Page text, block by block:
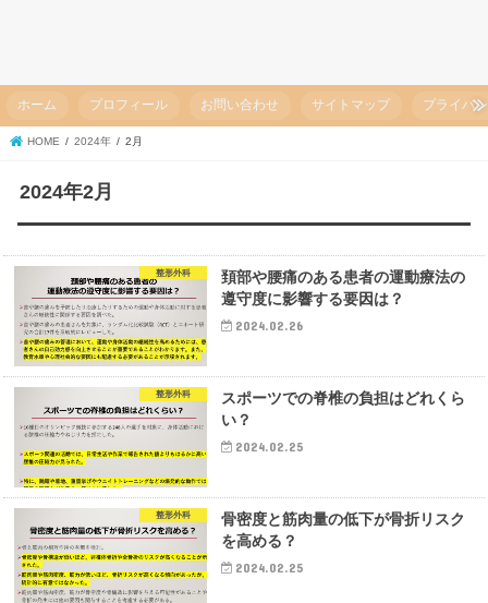
ホーム プロフィール お問い合わせ サイトマップ プライバ
HOME 2024年 2月
2024年2月
整形外科
頚部や腰痛のある患者の運動療法の
遵守度に影響する要因は？
2024.02.26
整形外科
スポーツでの脊椎の負担はどれくら
い？
2024.02.25
整形外科
骨密度と筋肉量の低下が骨折リスク
を高める？
2024.02.25